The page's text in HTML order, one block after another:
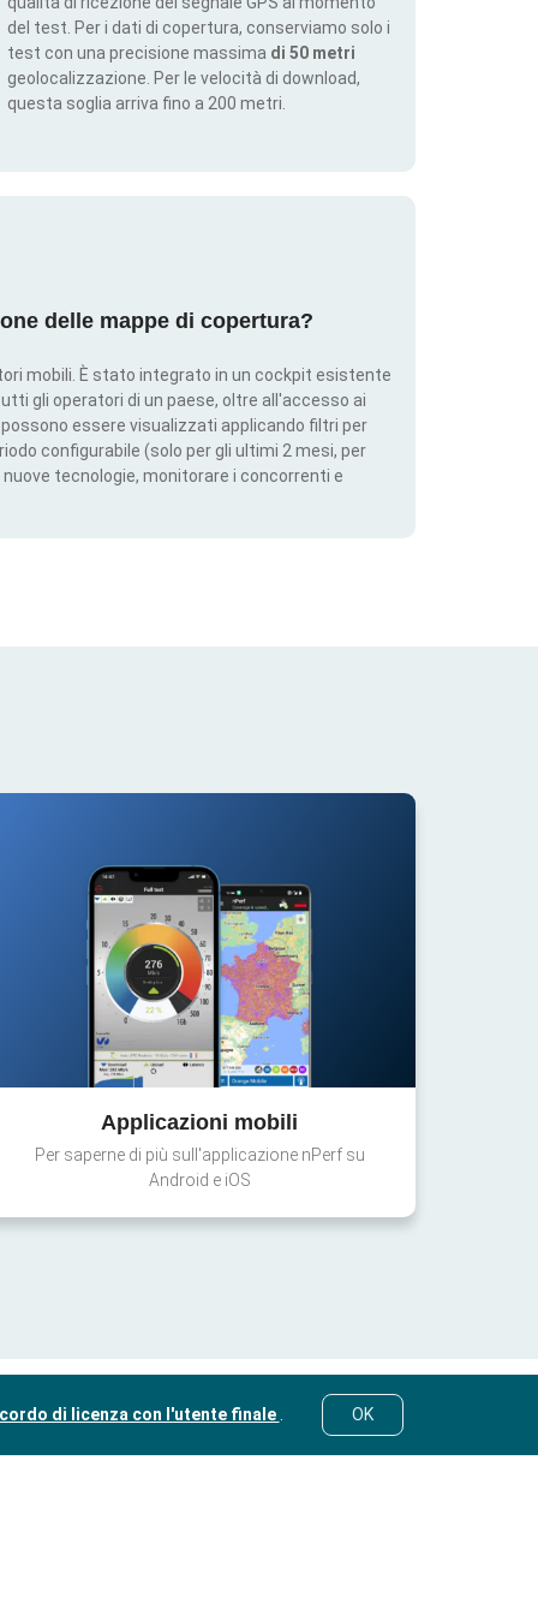
del test. Per i dati di copertura, conserviamo solo i
test con una precisione massima di 50 metri
geolocalizzazione. Per le velocità di download,
questa soglia arriva fino a 200 metri.
delle mappe di copertura?
mobili. È stato integrato in un cockpit esistente
gli operatori di un paese, oltre all'accesso ai
essere visualizzati applicando filtri per
configurabile (solo per gli ultimi 2 mesi, per
tecnologie, monitorare i concorrenti e
Applicazioni mobili
Per saperne di più sull'applicazione nPerf su
Android e iOS
di licenza con l'utente finale OK